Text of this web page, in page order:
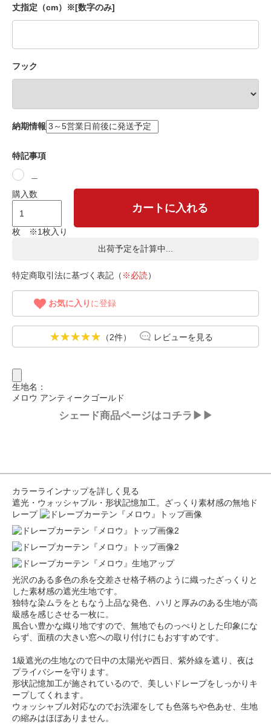
丈指定（cm）※[数字のみ]
フック
納期情報
特記事項
購入数
枚 ※1枚入り
カートに入れる
出荷予定を計算中...
特定商取引法に基づく表記（ ※必読）
お気に入り に登録
（2件） レビューを見る
生地名：
メロウ アンティークゴールド
シェード商品ページはコチラ▶▶
カラーラインナップを詳しく見る
遮光・ウォッシャブル・形状記憶加工。ざっくり素材感の無地ド
レープ
光沢のある多色の糸を交差させ格子柄のように織ったざっくりと
した素材感の遮光生地です。
独特な染ムラをともなう上品な発色、ハリと厚みのある生地が高
級感を感じさせる一枚に。
風合い豊かな織り地ですので、無地でものっぺりとした印象にな
らず、面積の大きい窓への取り付けにもおすすめです。
1級遮光の生地なので日中の太陽光や西日、紫外線を遮り、夜は
プライバシーを守ります。
形状記憶加工が施されているので、美しいドレープをしっかりキ
ープしてくれます。
ウォッシャブル対応なのでお洗濯をしても色落ちや色あせ、生地
の縮みはほぼありません。